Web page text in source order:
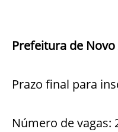
Prefeitura de
Prazo final para
Número de vagas: